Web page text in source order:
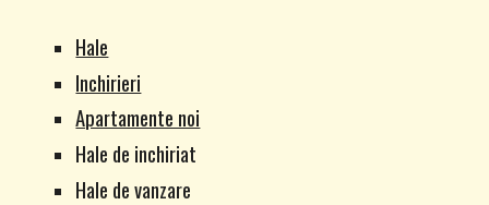
Hale
Inchirieri
Apartamente noi
Hale de inchiriat
Hale de vanzare